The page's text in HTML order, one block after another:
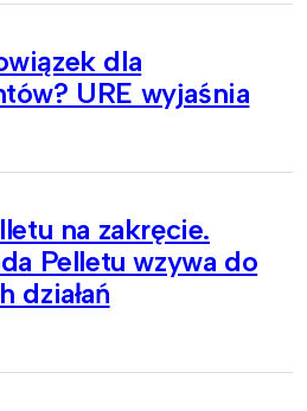
dla
URE wyjaśnia
na zakręcie.
Pelletu wzywa do
działań